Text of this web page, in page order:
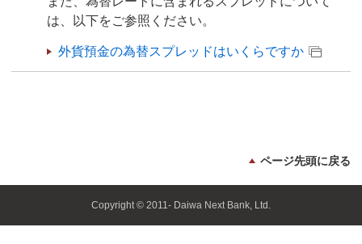
は、以下をご参照ください。
外貨預金の為替スプレッドはいくらですか
ページ先頭に戻る
Copyright © 2011- Daiwa Next Bank, Ltd.